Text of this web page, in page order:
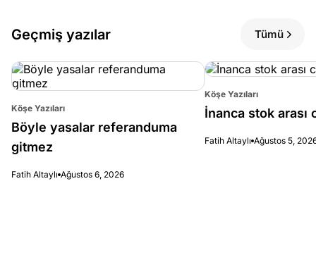
Geçmiş yazılar Tümü
Köşe Yazıları
Böyle yasalar referanduma
gitmez
Fatih Altaylı Ağustos 6, 2026
Köşe Yazıları
İnanca stok arası
Fatih Altaylı Ağustos 5,